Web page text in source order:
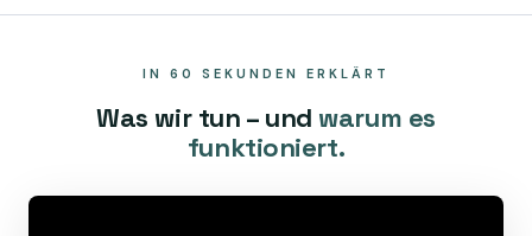
IN 60 SEKUNDEN ERKLÄRT
Was wir tun – und warum es
funktioniert.